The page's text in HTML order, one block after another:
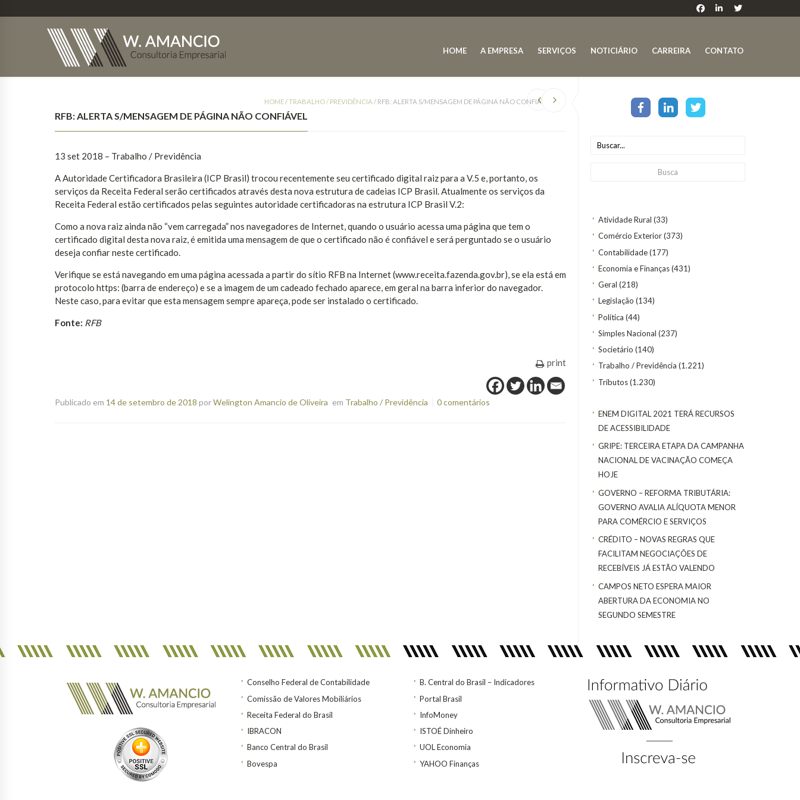
HOME A EMPRESA SERVIÇOS NOTICIÁRIO CARREIRA CONTATO
Atividade Rural (33)
Comércio Exterior(373)
Contabilidade(177)
Economia e Finanças(431)
Geral (218)
Legislação (134)
Política (44)
Simples Nacional (237)
Societário (140)
Trabalho / Previdência (1.221)
Tributos(1.230)
ENEM DIGITAL 2021 TERÁ RECURSOS
DE ACESSIBILIDADE
GRIPE: TERCEIRA ETAPA DA CAMPANHA
NACIONAL DE VACINAÇÃO COMEÇA
HOJE
GOVERNO – REFORMA TRIBUTÁRIA:
GOVERNO AVALIA ALÍQUOTA MENOR
PARA COMÉRCIO E SERVIÇOS
CRÉDITO – NOVAS REGRAS QUE
FACILITAM NEGOCIAÇÕES DE
RECEBÍVEIS JÁ ESTÃO VALENDO
CAMPOS NETO ESPERA MAIOR
ABERTURA DA ECONOMIA NO
SEGUNDO SEMESTRE
HOME/TRABALHO / PREVIDÊNCIA / RFB: ALERTA S/MENSAGEM DE PÁGINA NÃO CONFIÁVEL
RFB: ALERTA S/MENSAGEM DE PÁGINA NÃO CONFIÁVEL
13 set 2018 – Trabalho / Previdência
A Autoridade Certificadora Brasileira (ICP Brasil) trocou recentemente seu certificado digital raiz para a V.5 e, portanto, os
serviços da Receita Federal serão certificados através desta nova estrutura de cadeias ICP Brasil. Atualmente os serviços da
Receita Federal estão certificados pelas seguintes autoridade certificadoras na estrutura ICP Brasil V.2:
Como a nova raiz ainda não “vem carregada” nos navegadores de Internet, quando o usuário acessa uma página que tem o
certificado digital desta nova raiz, é emitida uma mensagem de que o certificado não é confiável e será perguntado se o usuário
deseja confiar neste certificado.
Verifique se está navegando em uma página acessada a partir do sítio RFB na Internet (www.receita.fazenda.gov.br), se ela está em
protocolo https: (barra de endereço) e se a imagem de um cadeado fechado aparece, em geral na barra inferior do navegador.
Neste caso, para evitar que esta mensagem sempre apareça, pode ser instalado o certificado.
Fonte: RFB
print
Publicado em 14 de setembro de 2018 porWelington Amancio de Oliveira em Trabalho / Previdência 0 comentários
Conselho Federal de Contabilidade
Comissão de Valores Mobiliários
Receita Federal do Brasil
IBRACON
Banco Central do Brasil
Bovespa
B. Central do Brasil – Indicadores
Portal Brasil
InfoMoney
ISTOÉ Dinheiro
UOL Economia
YAHOO Finanças